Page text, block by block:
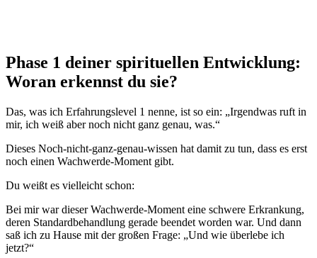
Phase 1 deiner spirituellen Entwicklung:
Woran erkennst du sie?
Das, was ich Erfahrungslevel 1 nenne, ist so ein: „Irgendwas ruft in
mir, ich weiß aber noch nicht ganz genau, was.“
Dieses Noch-nicht-ganz-genau-wissen hat damit zu tun, dass es erst
noch einen Wachwerde-Moment gibt.
Du weißt es vielleicht schon:
Bei mir war dieser Wachwerde-Moment eine schwere Erkrankung,
deren Standardbehandlung gerade beendet worden war. Und dann
saß ich zu Hause mit der großen Frage: „Und wie überlebe ich
jetzt?“